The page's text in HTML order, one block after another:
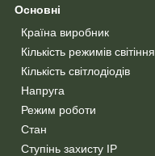
Основні
Країна виробник
Кількість режимів світіння
Кількість світлодіодів
Напруга
Режим роботи
Стан
Ступінь захисту IP